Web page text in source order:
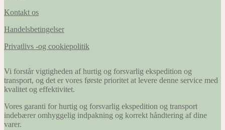
Kontakt os
Handelsbetingelser
Privatlivs -og cookiepolitik
Vi forstår vigtigheden af hurtig og forsvarlig ekspedition og
transport, og det er vores første prioritet at levere denne service med
kvalitet og effektivitet.
Vores garanti for hurtig og forsvarlig ekspedition og transport
indebærer omhyggelig indpakning og korrekt håndtering af dine
varer.